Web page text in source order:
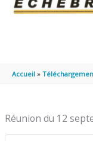
Accueil
Réunion du 12